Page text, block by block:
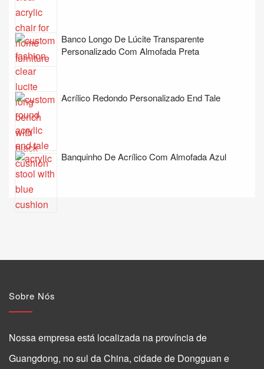
Banco Longo De Lúcite Transparente
Personalizado Com Almofada Preta
Acrílico Redondo Personalizado End Tale
Banquinho De Acrílico Com Almofada Azul
Sobre Nós
Nossa empresa está localizada na província de
Guangdong, no sul da China, cidade de Dongguan e